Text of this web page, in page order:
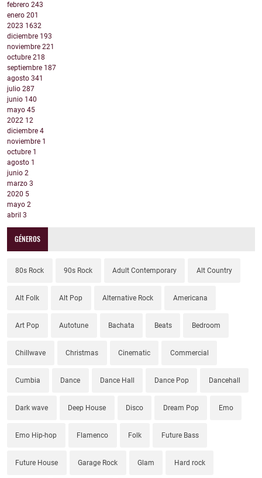
febrero 243
enero 201
2023 1632
diciembre 193
noviembre 221
octubre 218
septiembre 187
agosto 341
julio 287
junio 140
mayo 45
2022 12
diciembre 4
noviembre 1
octubre 1
agosto 1
junio 2
marzo 3
2020 5
mayo 2
abril 3
GÉNEROS
80s Rock 90s Rock Adult Contemporary Alt Country
Alt Folk Alt Pop Alternative Rock Americana
Art Pop Autotune Bachata Beats Bedroom
Chillwave Christmas Cinematic Commercial
Cumbia Dance Dance Hall Dance Pop Dancehall
Dark wave Deep House Disco Dream Pop Emo
Emo Hip-hop Flamenco Folk Future Bass
Future House Garage Rock Glam Hard rock